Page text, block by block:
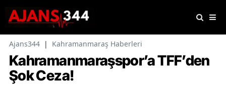
Ajans344 | Kahramanmaraş Haberleri
Kahramanmaraşspor’a TFF’den
Şok Ceza!